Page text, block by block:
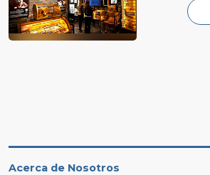
Acerca de Nosotros